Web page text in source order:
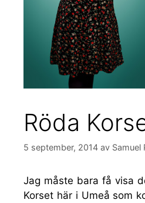
Röda
5 september, 2014 av Samuel
Jag måste bara få visa
Korset här i Umeå som